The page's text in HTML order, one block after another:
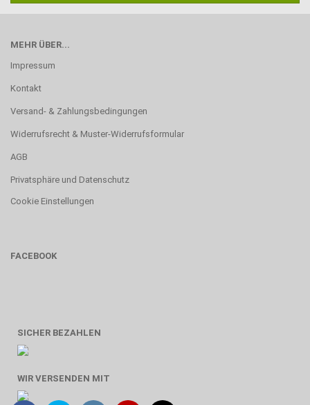
MEHR ÜBER...
Impressum
Kontakt
Versand- & Zahlungsbedingungen
Widerrufsrecht & Muster-Widerrufsformular
AGB
Privatsphäre und Datenschutz
Cookie Einstellungen
FACEBOOK
SICHER BEZAHLEN
WIR VERSENDEN MIT